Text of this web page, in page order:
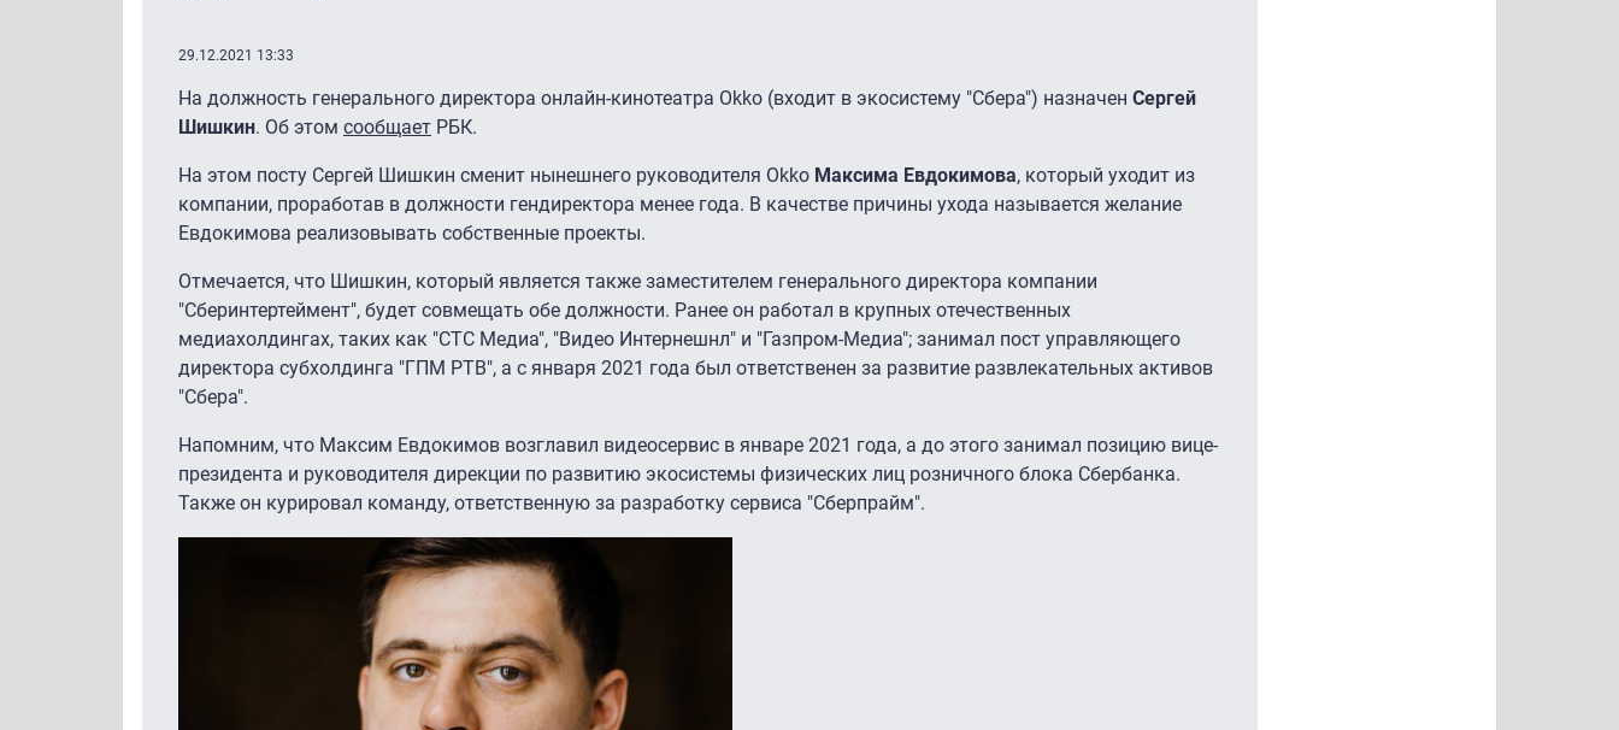
29.12.2021 13:33
На должность генерального директора онлайн-кинотеатра Okko (входит в экосистему "Сбера") назначен Сергей
Шишкин. Об этом сообщает РБК.
На этом посту Сергей Шишкин сменит нынешнего руководителя Okko Максима Евдокимова, который уходит из
компании, проработав в должности гендиректора менее года. В качестве причины ухода называется желание
Евдокимова реализовывать собственные проекты.
Отмечается, что Шишкин, который является также заместителем генерального директора компании
"Сберинтертеймент", будет совмещать обе должности. Ранее он работал в крупных отечественных
медиахолдингах, таких как "СТС Медиа", "Видео Интернешнл" и "Газпром-Медиа"; занимал пост управляющего
директора субхолдинга "ГПМ РТВ", а с января 2021 года был ответственен за развитие развлекательных активов
"Сбера".
Напомним, что Максим Евдокимов возглавил видеосервис в январе 2021 года, а до этого занимал позицию вице-
президента и руководителя дирекции по развитию экосистемы физических лиц розничного блока Сбербанка.
Также он курировал команду, ответственную за разработку сервиса "Сберпрайм".